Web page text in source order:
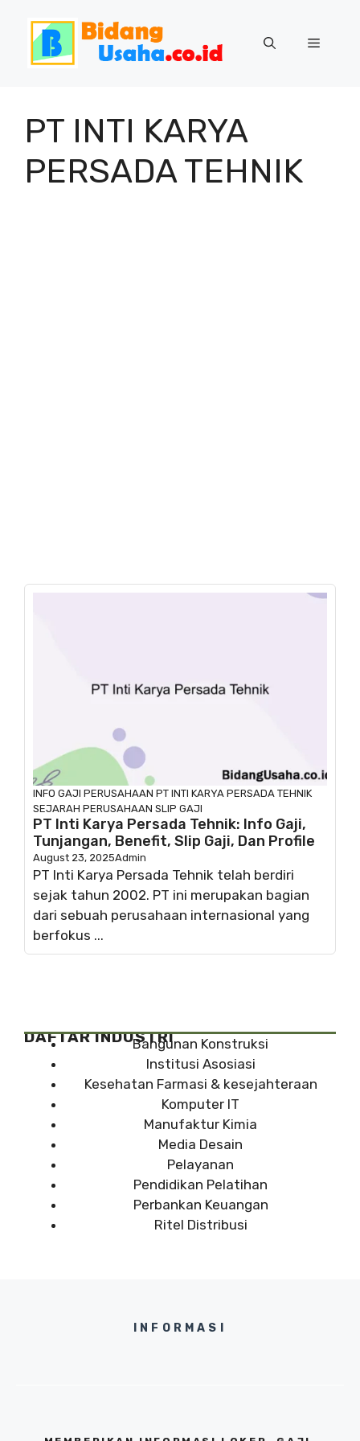
Menu
PT INTI KARYA
PERSADA TEHNIK
INFO GAJI PERUSAHAAN PT INTI KARYA PERSADA TEHNIK
SEJARAH PERUSAHAAN SLIP GAJI
PT Inti Karya Persada Tehnik: Info Gaji,
Tunjangan, Benefit, Slip Gaji, Dan Profile
August 23, 2025Admin
PT Inti Karya Persada Tehnik telah berdiri
sejak tahun 2002. PT ini merupakan bagian
dari sebuah perusahaan internasional yang
berfokus ...
DAFTAR INDUSTRIBangunan Konstruksi
Institusi Asosiasi
Kesehatan Farmasi & kesejahteraan
Komputer IT
Manufaktur Kimia
Media Desain
Pelayanan
Pendidikan Pelatihan
Perbankan Keuangan
Ritel Distribusi
INFORMASI